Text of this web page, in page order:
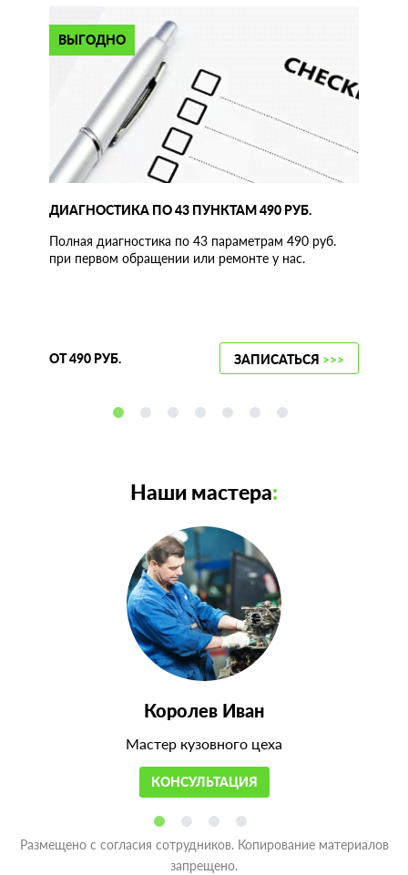
ВЫГОДНО
ДИАГНОСТИКА ПО 43 ПУНКТАМ 490 РУБ.
Полная диагностика по 43 параметрам 490 руб.
при первом обращении или ремонте у нас.
ОТ 490 РУБ. ЗАПИСАТЬСЯ >>>
Наши мастера:
Королев Иван
Мастер кузовного цеха
КОНСУЛЬТАЦИЯ
Размещено с согласия сотрудников. Копирование материалов
запрещено.